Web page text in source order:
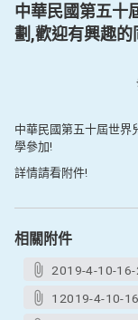
中華民國第五十
劃,歡迎有興趣的
中華民國第五十屆世界
學參加!
詳情請看附件!
相關附件
2019-4-10-
12019-4-10-